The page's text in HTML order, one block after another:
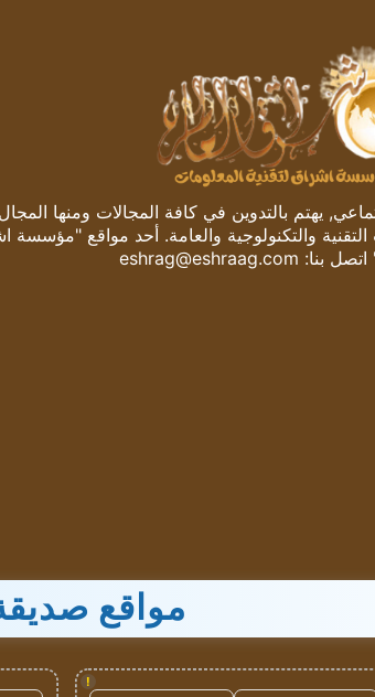
يهتم بالتدوين في كافة المجالات ومنها المجال
والتكنولوجية والعامة. أحد مواقع "مؤسسة
بنا: eshrag@eshraag.com
مواقع
!